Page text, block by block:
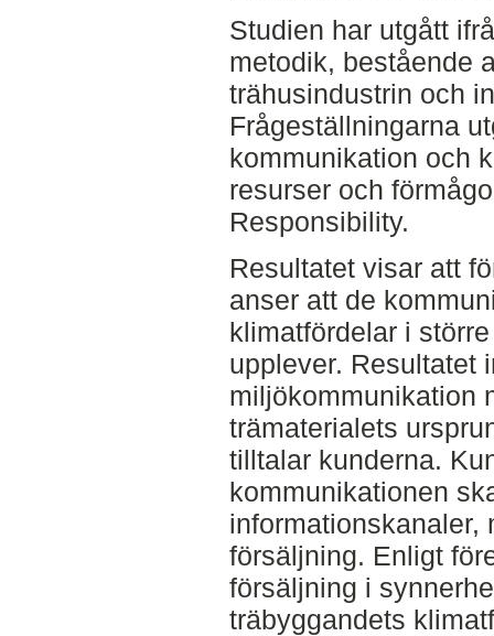
Studien har utgått
metodik, bestående
trähusindustrin och
Frågeställningarna
kommunikation och
resurser och
Responsibility.
Resultatet visar att
anser att de
klimatfördelar i
upplever. Resultatet
miljökommunikation
trämaterialets
tilltalar kunderna.
kommunikationen
informationskanaler,
försäljning. Enligt
försäljning i
träbyggandets